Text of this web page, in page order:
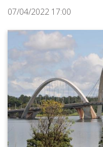
07/04/2022 17:00